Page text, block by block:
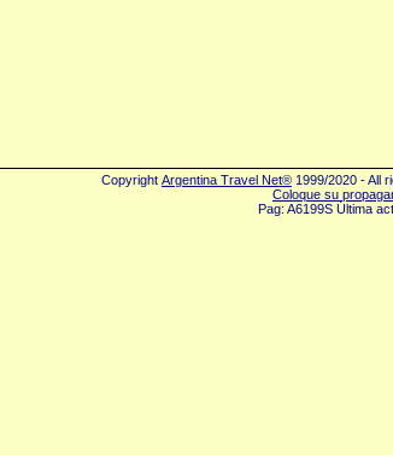
Copyright Argentina Travel Net® 1999/2020 - All
Coloque su
Pag: A6199S Última